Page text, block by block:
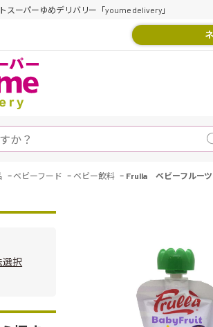
スーパーゆめデリバリー「youme delivery」
- ベビーフード - ベビー飲料 - Frulla ベビーフルー
選択